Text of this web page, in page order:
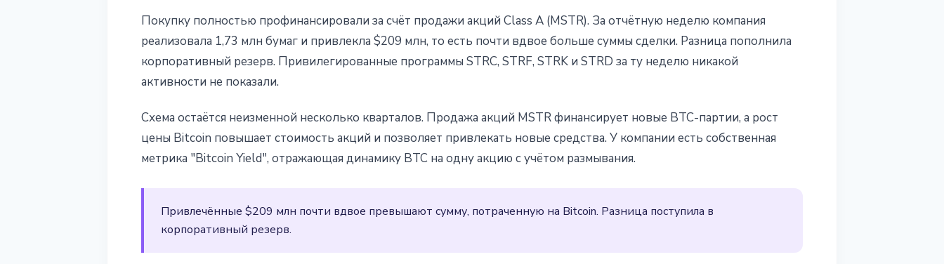
Покупку полностью профинансировали за счёт продажи акций Class A (MSTR). За отчётную неделю компания
реализовала 1,73 млн бумаг и привлекла $209 млн, то есть почти вдвое больше суммы сделки. Разница пополнила
корпоративный резерв. Привилегированные программы STRC, STRF, STRK и STRD за ту неделю никакой
активности не показали.
Схема остаётся неизменной несколько кварталов. Продажа акций MSTR финансирует новые BTC-партии, а рост
цены Bitcoin повышает стоимость акций и позволяет привлекать новые средства. У компании есть собственная
метрика "Bitcoin Yield", отражающая динамику BTC на одну акцию с учётом размывания.
Привлечённые $209 млн почти вдвое превышают сумму, потраченную на Bitcoin. Разница поступила в
корпоративный резерв.